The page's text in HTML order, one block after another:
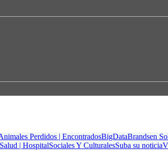
Perdidos | EncontradosBigDataBrandsen
Salud | HospitalSociales Y CulturalesSuba su noticia